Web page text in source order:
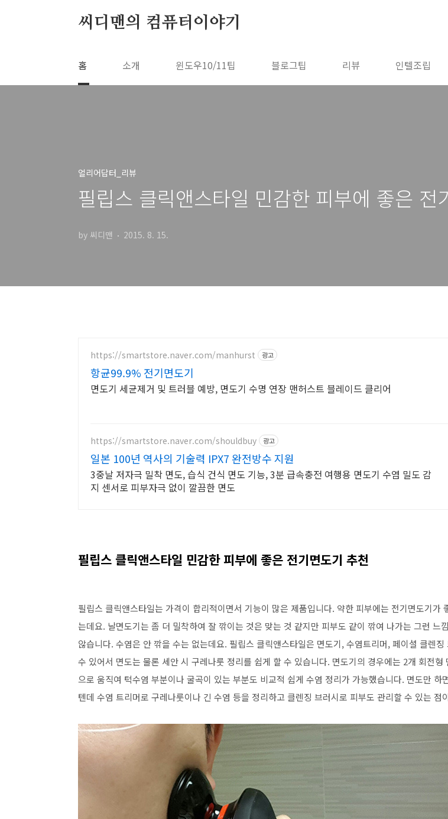
씨디맨의 컴퓨터이야기
홈 소개 윈도우10/11팁 블로그팁 리뷰 인텔조립
얼리어답터_리뷰
필립스 클릭앤스타일 민감한 피부에 좋은 전
by 씨디맨 2015. 8. 15.
https://smartstore.naver.com/manhurst 광고
항균99.9% 전기면도기
면도기 세균제거 및 트러블 예방, 면도기 수명 연장 맨허스트 블레이드 클리어
https://smartstore.naver.com/shouldbuy 광고
일본 100년 역사의 기술력 IPX7 완전방수 지원
3중날 저자극 밀착 면도, 습식 건식 면도 기능, 3분 급속충전 여행용 면도기 수염 밀도 감
지 센서로 피부자극 없이 깔끔한 면도
필립스 클릭앤스타일 민감한 피부에 좋은 전기면도기 추천
필립스 클릭앤스타일는 가격이 합리적이면서 기능이 많은 제품입니다. 약한 피부에는 전기면도기가
는데요. 날면도기는 좀 더 밀착하여 잘 깎이는 것은 맞는 것 같지만 피부도 같이 깎여 나가는 그런 느
않습니다. 수염은 안 깎을 수는 없는데요. 필립스 클릭앤스타일은 면도기, 수염트리머, 페이셜 클렌징
수 있어서 면도는 물론 세안 시 구레나룻 정리를 쉽게 할 수 있습니다. 면도기의 경우에는 2개 회전형
으로 움직여 턱수염 부분이나 굴곡이 있는 부분도 비교적 쉽게 수염 정리가 가능했습니다. 면도만 하
텐데 수염 트리머로 구레나룻이나 긴 수염 등을 정리하고 클렌징 브러시로 피부도 관리할 수 있는 점